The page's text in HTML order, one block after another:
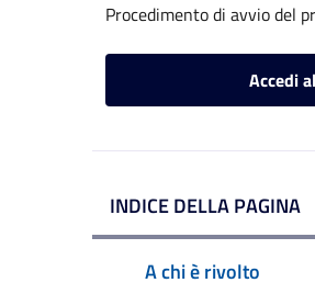
Procedimento di avvio del
Accedi
INDICE DELLA PAGINA
A chi è rivolto